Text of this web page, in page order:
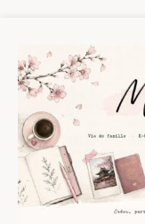
contenu